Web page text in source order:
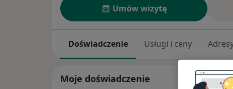
Umów wizytę
Doświadczenie Usługi i ceny
Moje doświadczenie